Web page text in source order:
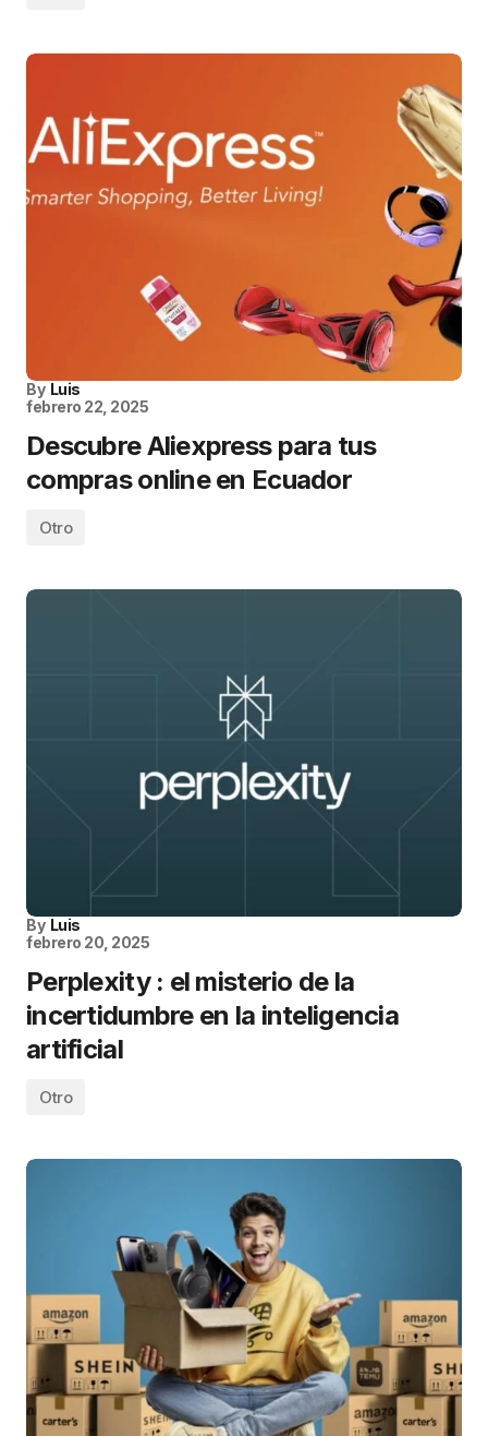
By Luis
febrero 22, 2025
Descubre Aliexpress para tus
compras online en Ecuador
Otro
By Luis
febrero 20, 2025
Perplexity : el misterio de la
incertidumbre en la inteligencia
artificial
Otro